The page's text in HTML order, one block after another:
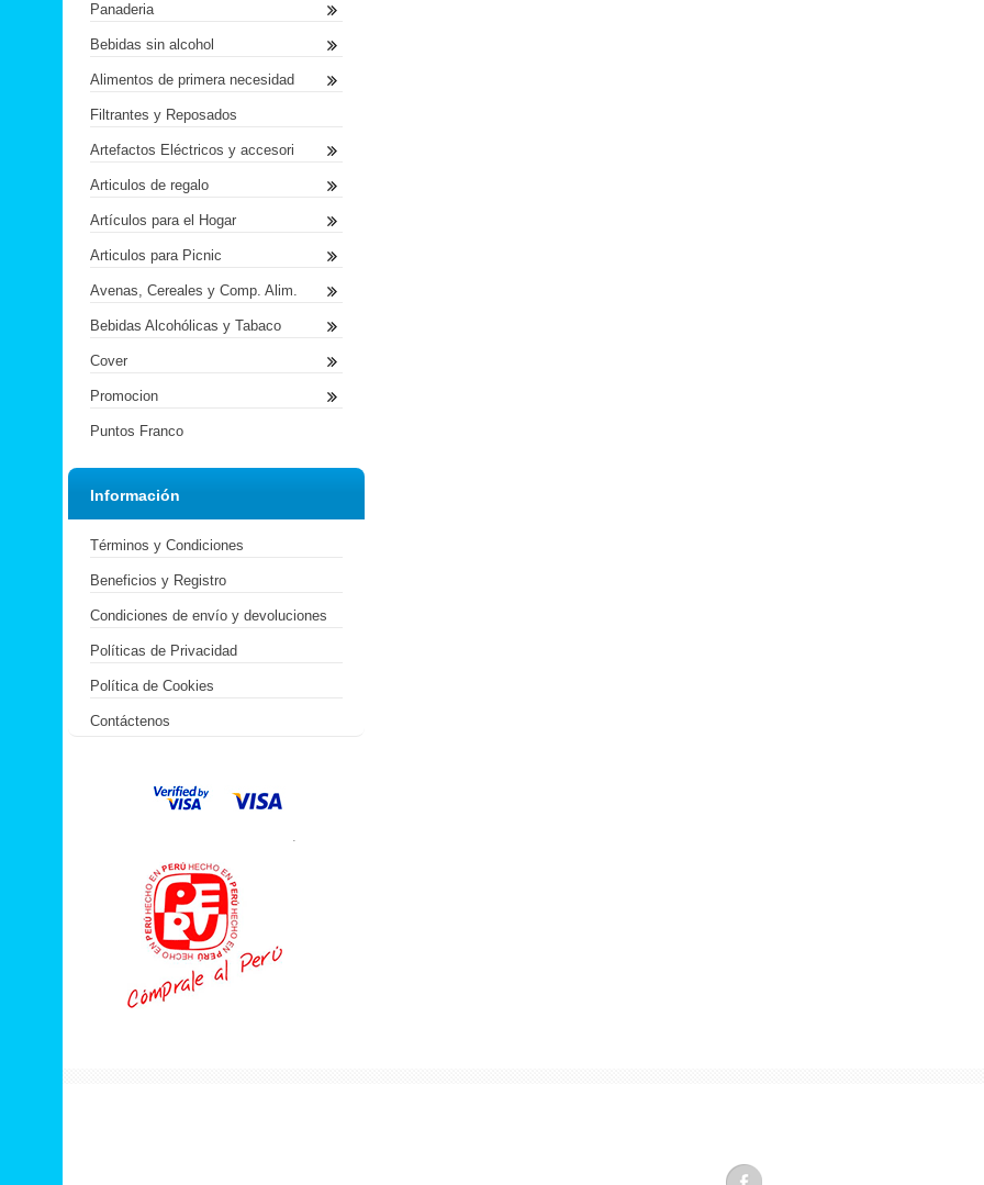
Panaderia
Bebidas sin alcohol
Alimentos de primera necesidad
Filtrantes y Reposados
Artefactos Eléctricos y accesori
Articulos de regalo
Artículos para el Hogar
Articulos para Picnic
Avenas, Cereales y Comp. Alim.
Bebidas Alcohólicas y Tabaco
Cover
Promocion
Puntos Franco
Información
Términos y Condiciones
Beneficios y Registro
Condiciones de envío y devoluciones
Políticas de Privacidad
Política de Cookies
Contáctenos
.